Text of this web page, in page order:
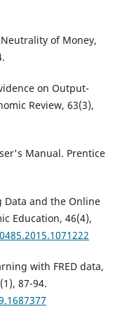
of Money,
on Output-
Review, 63(3),
Manual. Prentice
Data and the Online
Education, 46(4),
with FRED data,
87-94.